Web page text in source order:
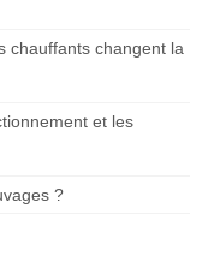
chauffants changent la
et les
?